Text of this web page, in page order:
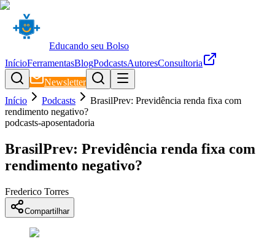
Educando seu Bolso
InícioFerramentasBlogPodcastsAutoresConsultoria
Newsletter
Início
Podcasts
BrasilPrev: Previdência renda fixa com
rendimento negativo?
podcasts-aposentadoria
BrasilPrev: Previdência renda fixa com
rendimento negativo?
Frederico Torres
Compartilhar